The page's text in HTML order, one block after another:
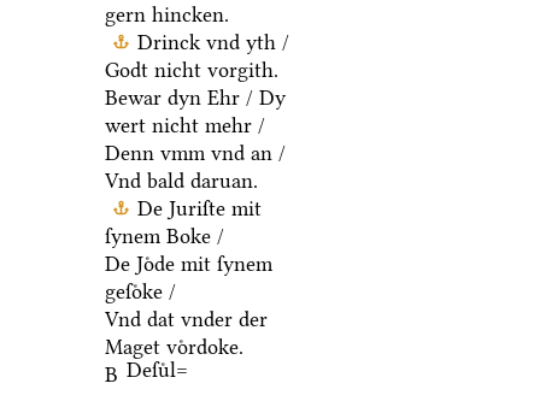
gern hincken.
Drinck vnd yth /
Godt nicht vorgith.
Bewar dyn Ehr / Dy
wert nicht mehr /
Denn vmm vnd an /
Vnd bald daruan.
De Juriſte mit
ſynem Boke /
De Joͤde mit ſynem
geſoͤke /
Vnd dat vnder der
Maget voͤrdoke.
B Deſuͤl=